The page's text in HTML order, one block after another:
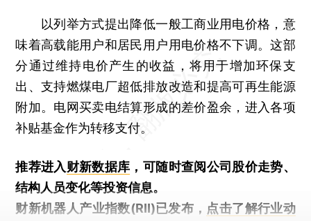
以列举方式提出降低一般工商业用电价格，意
味着高载能用户和居民用户用电价格不下调。这部
分通过维持电价产生的收益，将用于增加环保支
出、支持燃煤电厂超低排放改造和提高可再生能源
附加。电网买卖电结算形成的差价盈余，进入各项
补贴基金作为转移支付。
推荐进入财新数据库 ，可随时查阅公司股价走势、
结构人员变化等投资信息。
财新机器人产业指数(RII)已发布， 点击了解行业动